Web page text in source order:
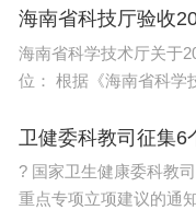
海南省科技厅验收
海南省科学技术厅关于
位： 根据《海南省科学
卫健委科教司征集6
? 国家卫生健康委科教